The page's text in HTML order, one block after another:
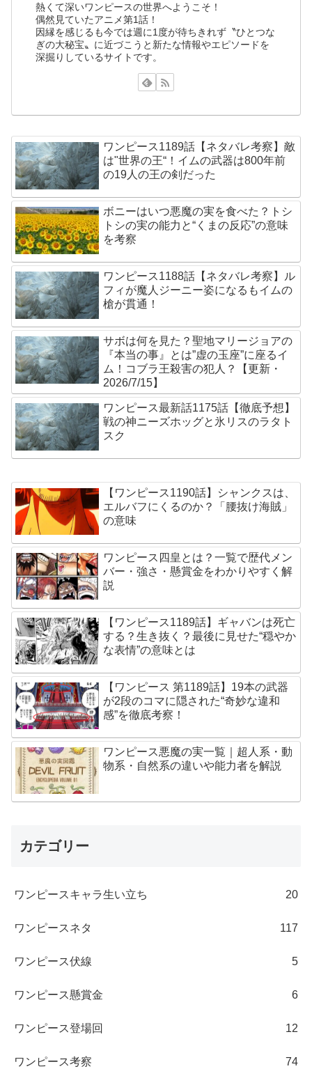
熱くて深いワンピースの世界へようこそ！
偶然見ていたアニメ第1話！
因縁を感じるも今では週に1度が待ちきれず〝ひとつな
ぎの大秘宝〟に近づこうと新たな情報やエピソードを
深掘りしているサイトです。
ワンピース1189話【ネタバレ考察】敵
は"世界の王“！イムの武器は800年前
の19人の王の剣だった
ボニーはいつ悪魔の実を食べた？トシ
トシの実の能力と“くまの反応”の意味
を考察
ワンピース1188話【ネタバレ考察】ル
フィが魔人ジーニー姿になるもイムの
槍が貫通！
サボは何を見た？聖地マリージョアの
『本当の事』とは”虚の玉座”に座るイ
ム！コブラ王殺害の犯人？【更新・
2026/7/15】
ワンピース最新話1175話【徹底予想】
戦の神ニーズホッグと氷リスのラタト
スク
【ワンピース1190話】シャンクスは、
エルバフにくるのか？「腰抜け海賊」
の意味
ワンピース四皇とは？一覧で歴代メン
バー・強さ・懸賞金をわかりやすく解
説
【ワンピース1189話】ギャバンは死亡
する？生き抜く？最後に見せた“穏やか
な表情”の意味とは
【ワンピース 第1189話】19本の武器
が2段のコマに隠された“奇妙な違和
感”を徹底考察！
ワンピース悪魔の実一覧｜超人系・動
物系・自然系の違いや能力者を解説
カテゴリー
ワンピースキャラ生い立ち 20
ワンピースネタ 117
ワンピース伏線 5
ワンピース懸賞金 6
ワンピース登場回 12
ワンピース考察 74